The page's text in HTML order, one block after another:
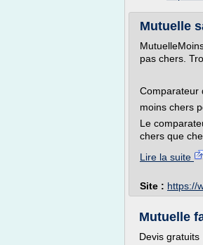
Mutuelle
pas chers.
Comparateur
moins chers
Le
chers que
Lire la suite
Site : https://
Mutuelle
Devis gratuits